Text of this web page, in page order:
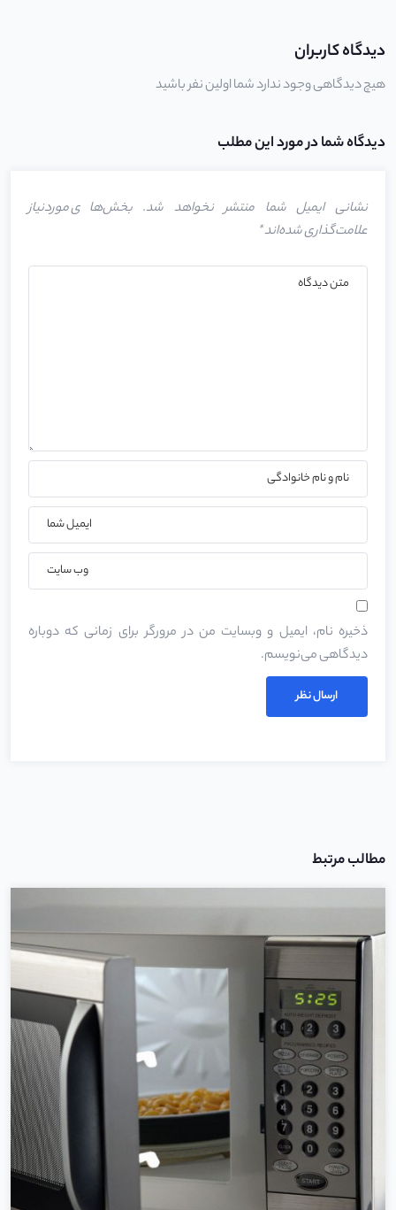
دیدگاه کاربران
هیچ دیدگاهی وجود ندارد شما اولین نفر باشید
دیدگاه شما در مورد این مطلب
نشانی ایمیل شما منتشر نخواهد شد. بخش‌های موردنیاز
علامت‌گذاری شده‌اند*
ذخیره نام، ایمیل و وبسایت من در مرورگر برای زمانی که دوباره
دیدگاهی می‌نویسم.
مطالب مرتبط